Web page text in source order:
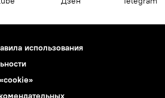
использования